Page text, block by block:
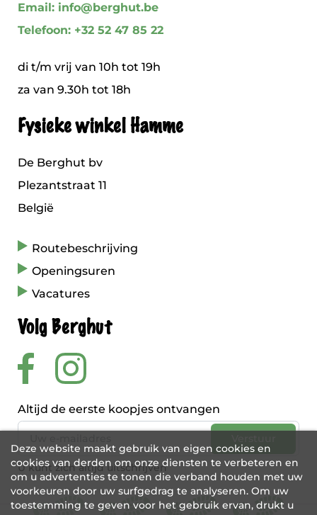
Email: info@berghut.be
Telefoon: +32 52 47 85 22
di t/m vrij van 10h tot 19h
za van 9.30h tot 18h
Fysieke winkel Hamme
De Berghut bv
Plezantstraat 11
België
Routebeschrijving
Openingsuren
Vacatures
Volg Berghut
Altijd de eerste koopjes ontvangen
U kunt zich altijd uitschrijven
Deze website maakt gebruik van eigen cookies en
cookies van derden om onze diensten te verbeteren en
om u advertenties te tonen die verband houden met uw
voorkeuren door uw surfgedrag te analyseren. Om uw
toestemming te geven voor het gebruik ervan, drukt u